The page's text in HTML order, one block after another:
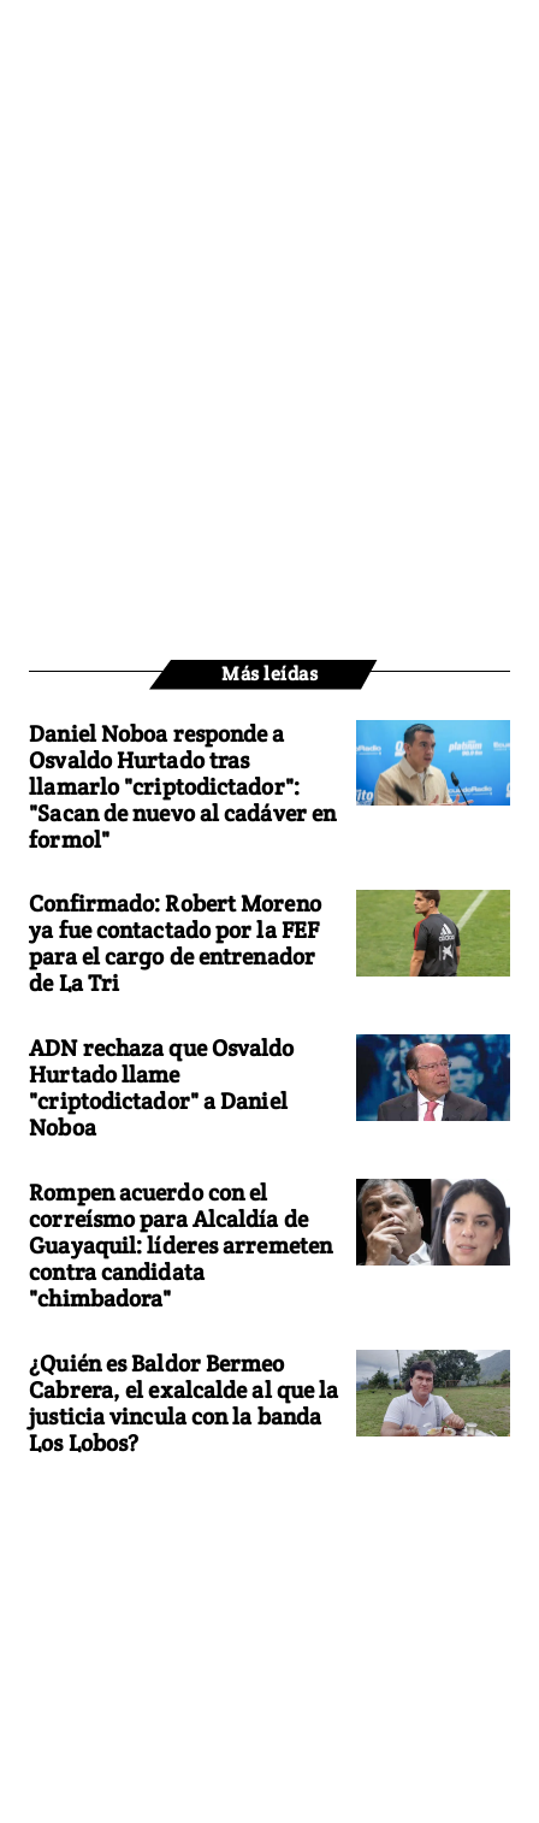
Más leídas
Daniel Noboa responde a
Osvaldo Hurtado tras
llamarlo "criptodictador":
"Sacan de nuevo al cadáver en
formol"
Confirmado: Robert Moreno
ya fue contactado por la FEF
para el cargo de entrenador
de La Tri
ADN rechaza que Osvaldo
Hurtado llame
"criptodictador" a Daniel
Noboa
Rompen acuerdo con el
correísmo para Alcaldía de
Guayaquil: líderes arremeten
contra candidata
"chimbadora"
¿Quién es Baldor Bermeo
Cabrera, el exalcalde al que la
justicia vincula con la banda
Los Lobos?